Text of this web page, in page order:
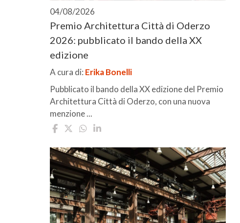
04/08/2026
Premio Architettura Città di Oderzo
2026: pubblicato il bando della XX
edizione
A cura di: Erika Bonelli
Pubblicato il bando della XX edizione del Premio
Architettura Città di Oderzo, con una nuova
menzione ...